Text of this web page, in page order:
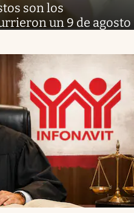
son los
un 9 de agosto